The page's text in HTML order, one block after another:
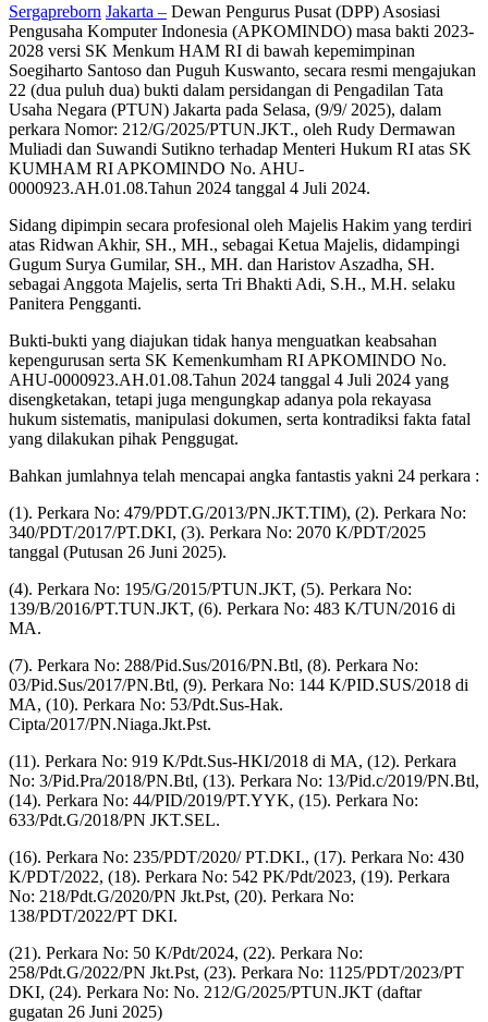
Sergapreborn Jakarta – Dewan Pengurus Pusat (DPP) Asosiasi
Pengusaha Komputer Indonesia (APKOMINDO) masa bakti 2023-
2028 versi SK Menkum HAM RI di bawah kepemimpinan
Soegiharto Santoso dan Puguh Kuswanto, secara resmi mengajukan
22 (dua puluh dua) bukti dalam persidangan di Pengadilan Tata
Usaha Negara (PTUN) Jakarta pada Selasa, (9/9/ 2025), dalam
perkara Nomor: 212/G/2025/PTUN.JKT., oleh Rudy Dermawan
Muliadi dan Suwandi Sutikno terhadap Menteri Hukum RI atas SK
KUMHAM RI APKOMINDO No. AHU-
0000923.AH.01.08.Tahun 2024 tanggal 4 Juli 2024.
Sidang dipimpin secara profesional oleh Majelis Hakim yang terdiri
atas Ridwan Akhir, SH., MH., sebagai Ketua Majelis, didampingi
Gugum Surya Gumilar, SH., MH. dan Haristov Aszadha, SH.
sebagai Anggota Majelis, serta Tri Bhakti Adi, S.H., M.H. selaku
Panitera Pengganti.
Bukti-bukti yang diajukan tidak hanya menguatkan keabsahan
kepengurusan serta SK Kemenkumham RI APKOMINDO No.
AHU-0000923.AH.01.08.Tahun 2024 tanggal 4 Juli 2024 yang
disengketakan, tetapi juga mengungkap adanya pola rekayasa
hukum sistematis, manipulasi dokumen, serta kontradiksi fakta fatal
yang dilakukan pihak Penggugat.
Bahkan jumlahnya telah mencapai angka fantastis yakni 24 perkara :
(1). Perkara No: 479/PDT.G/2013/PN.JKT.TIM), (2). Perkara No:
340/PDT/2017/PT.DKI, (3). Perkara No: 2070 K/PDT/2025
tanggal (Putusan 26 Juni 2025).
(4). Perkara No: 195/G/2015/PTUN.JKT, (5). Perkara No:
139/B/2016/PT.TUN.JKT, (6). Perkara No: 483 K/TUN/2016 di
MA.
(7). Perkara No: 288/Pid.Sus/2016/PN.Btl, (8). Perkara No:
03/Pid.Sus/2017/PN.Btl, (9). Perkara No: 144 K/PID.SUS/2018 di
MA, (10). Perkara No: 53/Pdt.Sus-Hak.
Cipta/2017/PN.Niaga.Jkt.Pst.
(11). Perkara No: 919 K/Pdt.Sus-HKI/2018 di MA, (12). Perkara
No: 3/Pid.Pra/2018/PN.Btl, (13). Perkara No: 13/Pid.c/2019/PN.Btl,
(14). Perkara No: 44/PID/2019/PT.YYK, (15). Perkara No:
633/Pdt.G/2018/PN JKT.SEL.
(16). Perkara No: 235/PDT/2020/ PT.DKI., (17). Perkara No: 430
K/PDT/2022, (18). Perkara No: 542 PK/Pdt/2023, (19). Perkara
No: 218/Pdt.G/2020/PN Jkt.Pst, (20). Perkara No:
138/PDT/2022/PT DKI.
(21). Perkara No: 50 K/Pdt/2024, (22). Perkara No:
258/Pdt.G/2022/PN Jkt.Pst, (23). Perkara No: 1125/PDT/2023/PT
DKI, (24). Perkara No: No. 212/G/2025/PTUN.JKT (daftar
gugatan 26 Juni 2025)